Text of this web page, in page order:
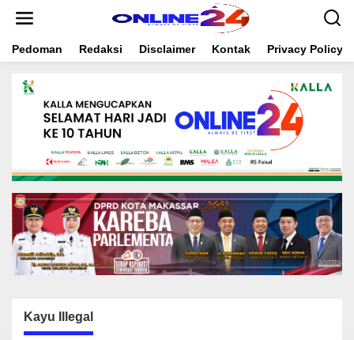
t
Pedoman Redaksi Disclaimer Kontak Privacy Policy
Kayu Illegal